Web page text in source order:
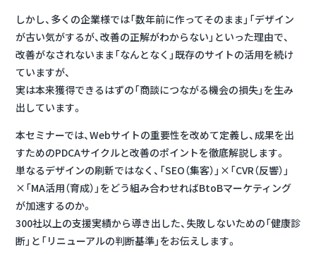
しかし、多くの企業様では「数年前に作ってそのまま」「デザイン
が古い気がするが、改善の正解がわからない」といった理由で、
改善がなされないまま「なんとなく」既存のサイトの活用を続け
ていますが、
実は本来獲得できるはずの「商談につながる機会の損失」を生み
出しています。
本セミナーでは、Webサイトの重要性を改めて定義し、成果を出
すためのPDCAサイクルと改善のポイントを徹底解説します。
単なるデザインの刷新ではなく、「SEO（集客）」×「CVR（反響）」
×「MA活用（育成）」をどう組み合わせればBtoBマーケティング
が加速するのか。
300社以上の支援実績から導き出した、失敗しないための「健康診
断」と「リニューアルの判断基準」をお伝えします。